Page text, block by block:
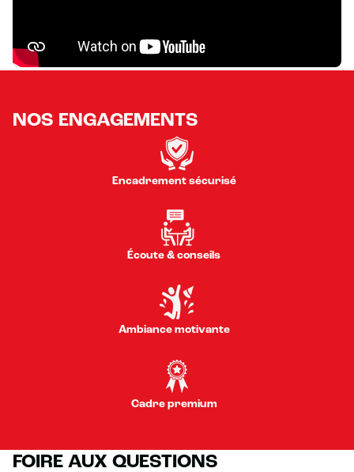
NOS ENGAGEMENTS
Encadrement sécurisé
Écoute & conseils
Ambiance motivante
Cadre premium
FOIRE AUX QUESTIONS